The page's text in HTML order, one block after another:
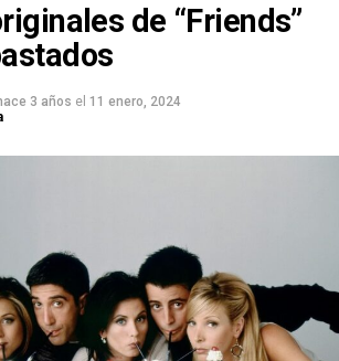
de “Friends”
3 años el 11 enero, 2024